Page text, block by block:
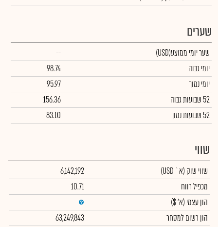
שערים
שער יומי ממוצע(USD)
--
יומי גבוה
98.74
יומי נמוך
95.97
52 שבועות גבוה
156.36
52 שבועות נמוך
83.10
שווי
שווי שוק (א` USD)
6,142,192
מכפיל רווח
10.71
הון עצמי (א' $)
הון רשום למסחר
63,249,843